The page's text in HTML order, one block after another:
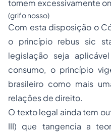
tornem excessivamente
(grifo nosso)
Com esta disposição o
o princípio rebus sic
legislação seja
consumo, o princípio
brasileiro como mais
relações de direito.
O texto legal ainda tem
III) que tangencia a